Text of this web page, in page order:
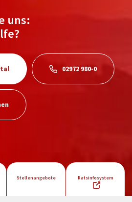
uns:
02972 980-0
Stellenangebote Ratsinfosystem